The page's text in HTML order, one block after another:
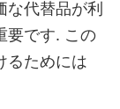
代替品が利
要です. この
るためには